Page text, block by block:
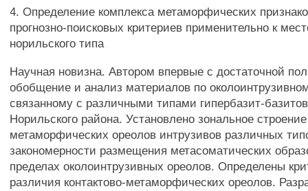
4. Определение комплекса метаморфических
прогнозно-поисковых критериев применительно к
норильского типа
Научная новизна. Автором впервые с достаточной
обобщение и анализ материалов по
связанному с различными типами гипербазит-
Норильского района. Установлено зональное строение
метаморфических ореолов интрузивов различных
закономерности размещения метасоматических
пределах околоинтрузивных ореолов. Определены
различия контактово-метаморфических ореолов.